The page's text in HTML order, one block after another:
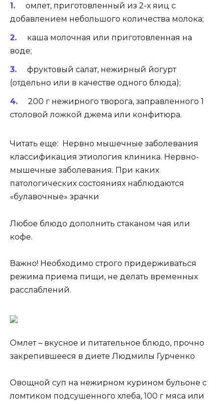
омлет, приготовленный из 2-х яиц с
добавлением небольшого количества молока;
каша молочная или приготовленная на
воде;
фруктовый салат, нежирный йогурт
(отдельно или в качестве одного блюда);
200 г нежирного творога, заправленного 1
столовой ложкой джема или конфитюра.
Читать еще: Нервно мышечные заболевания
классификация этиология клиника. Нервно-
мышечные заболевания. При каких
патологических состояниях наблюдаются
«булавочные» зрачки
Любое блюдо дополнить стаканом чая или
кофе.
Важно! Необходимо строго придерживаться
режима приема пищи, не делать временных
расслаблений.
Омлет – вкусное и питательное блюдо, прочно
закрепившееся в диете Людмилы Гурченко
Овощной суп на нежирном курином бульоне с
ломтиком подсушенного хлеба, 100 г мяса или